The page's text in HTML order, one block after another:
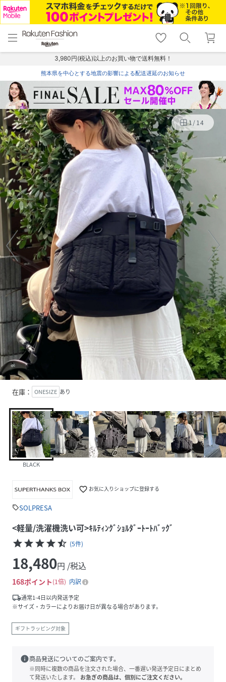
menu home
トップ
shopping_cart lock_outline
ログイン
3,980円(税込)以上のお買い物で送料無料！
熊本県を中心とする地震の影響による配送遅延のお知らせ
1/14
在庫： ONESIZE あり
BLACK
favorite_border お気に入りショップに登録する
sellSOLPRESA
<軽量/洗濯機洗い可>ｷﾙﾃｨﾝｸﾞｼｮﾙﾀﾞｰﾄｰﾄﾊﾞｯｸﾞ
starstarstarstarstar_half (5件)
18,480円 /税込
168ポイント 1倍
内訳
local_shipping通常1-4日以内発送予定
※サイズ・カラーによりお届け日が異なる場合があります。
ギフトラッピング対象
info商品発送についてのご案内です。
※同時に複数の商品を注文された場合、一番遅い発送予定日にまとめ
て発送いたします。
お急ぎの商品は、個別にご注文ください。